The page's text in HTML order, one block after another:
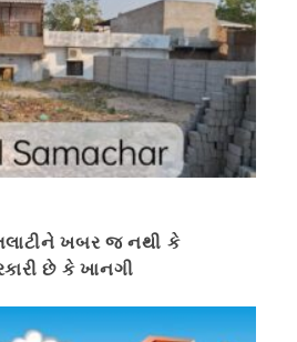
ખબર જ નથી કે
છે કે ખાનગી